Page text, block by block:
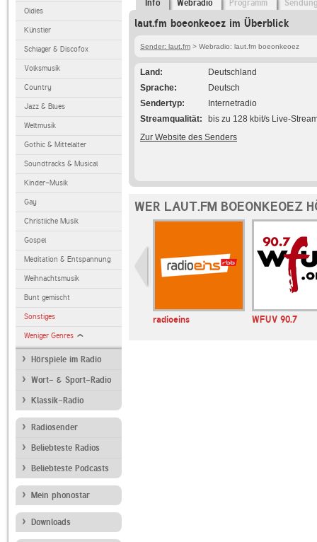
Oldies
Künstler
Schlager & Discofox
Volksmusik
Country
Jazz & Blues
Weltmusik
Gothic & Mittelalter
Soundtracks & Musical
Kinder-Musik
Gay
Christliche Musik
Gospel
Meditation & Entspannung
Weihnachtsmusik
Bunt gemischt
Sonstiges
Weniger Genres
Hörspiele im Radio
Wort- & Sport-Radio
Klassik-Radio
Radiosender
Beliebteste Radios
Beliebteste Podcasts
Mein phonostar
Downloads
Info Webradio Programm
laut.fm boeonkeoez im Überblick
Sender: laut.fm > Webradio: laut.fm boeonkeoez
Land
Deutschland
Sprache
Deutsch
Sendertyp
Internetradio
Streamqualität
bis zu 128 kbit/s Live-
Zur Website des Senders
WER LAUT.FM BOEONKEOEZ
radioeins WFUV 90.7